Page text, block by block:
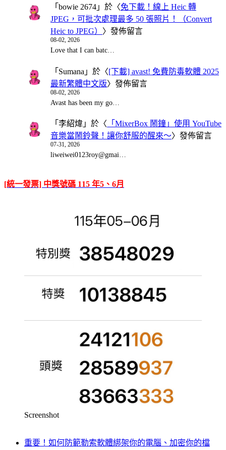
「 bowie 2674 」於〈免下載！線上 Heic 轉
JPEG，可批次處理最多 50 張照片！（Convert
Heic to JPEG） 〉發佈留言
08-02, 2026
Love that I can batc…
「 Sumana 」於〈[下載] avast! 免費防毒軟體 2025
最新繁體中文版〉發佈留言
08-02, 2026
Avast has been my go…
「 李紹煒 」於〈 「MixerBox 鬧鐘」使用 YouTube
音樂當鬧鈴聲！讓你舒服的醒來～〉發佈留言
07-31, 2026
liweiwei0123roy@gmai…
[統一發票] 中獎號碼 115 年5、6月
Screenshot
重要！如何防範勒索軟體綁架你的電腦、加密你的檔